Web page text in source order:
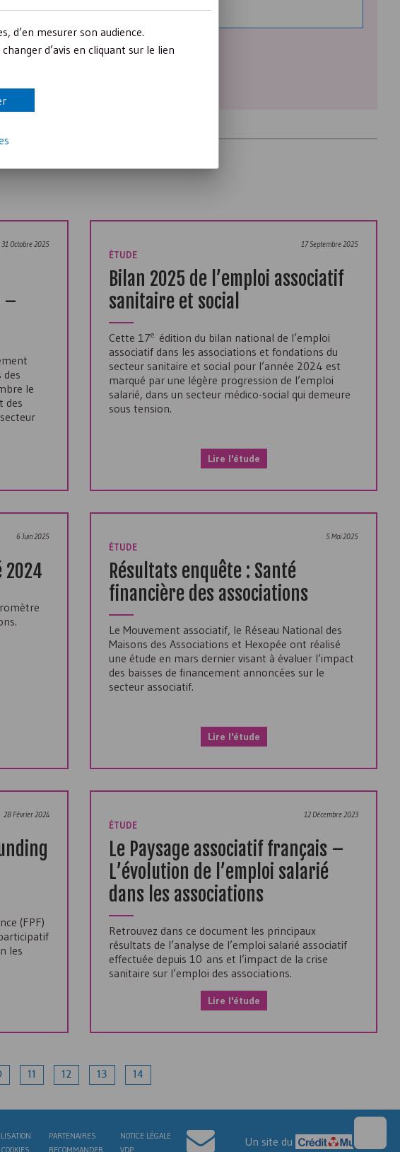
Subventions
31 Octobre 2025
–
des
le
des
17 Septembre 2025
ÉTUDE
Bilan 2025 de l’emploi associatif
sanitaire et social
Cette 17e édition du bilan national de l’emploi
associatif dans les associations et fondations du
secteur sanitaire et social pour l’année 2024 est
marqué par une légère progression de l’emploi
salarié, dans un secteur médico-social qui demeure
sous tension.
Lire l'étude
6 Juin 2025
2024
5 Mai 2025
ÉTUDE
Résultats enquête : Santé
financière des associations
Le Mouvement associatif, le Réseau National des
Maisons des Associations et Hexopée ont réalisé
une étude en mars dernier visant à évaluer l’impact
des baisses de financement annoncées sur le
secteur associatif.
Lire l'étude
28 Février 2024
(FPF)
les
12 Décembre 2023
ÉTUDE
Le Paysage associatif français –
L’évolution de l’emploi salarié
dans les associations
Retrouvez dans ce document les principaux
résultats de l’analyse de l’emploi salarié associatif
effectuée depuis 10 ans et l’impact de la crise
sanitaire sur l’emploi des associations.
Lire l'étude
11 12 13 14
PARTENAIRES
RECOMMANDER
NOTICE LÉGALE
VDP
Un site du
d’en mesurer son audience.
d’avis en cliquant sur le lien